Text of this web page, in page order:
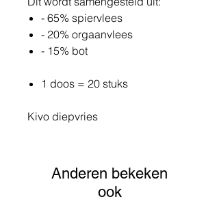
- 65% spiervlees
- 20% orgaanvlees
- 15% bot
1 doos = 20 stuks
Kivo diepvries
Anderen bekeken
ook